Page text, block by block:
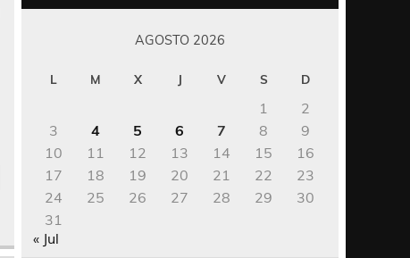
AGOSTO 2026
L M X J V S D
1
2
3
4 5 6 7 8
9
10
11 12 13 14 15
16
17
18 19 20 21 22
23
24
25 26 27 28 29
30
31
« Jul